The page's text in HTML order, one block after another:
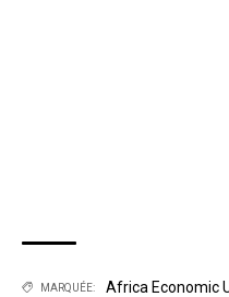
MARQUÉE: Africa Economic